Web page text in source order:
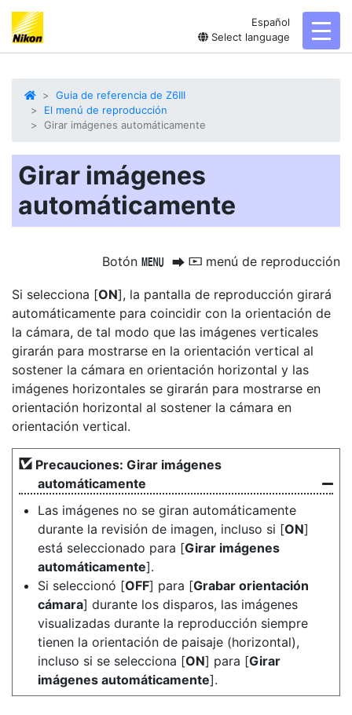
Español
Select language
Guia de referencia de Z6III
El menú de reproducción
Girar imágenes automáticamente
Girar imágenes
automáticamente
Botón G U D menú de reproducción
Si selecciona [ON], la pantalla de reproducción girará
automáticamente para coincidir con la orientación de
la cámara, de tal modo que las imágenes verticales
girarán para mostrarse en la orientación vertical al
sostener la cámara en orientación horizontal y las
imágenes horizontales se girarán para mostrarse en
orientación horizontal al sostener la cámara en
orientación vertical.
Precauciones: Girar imágenes
automáticamente
Las imágenes no se giran automáticamente
durante la revisión de imagen, incluso si [ON]
está seleccionado para [Girar imágenes
automáticamente].
Si seleccionó [OFF] para [Grabar orientación
cámara] durante los disparos, las imágenes
visualizadas durante la reproducción siempre
tienen la orientación de paisaje (horizontal),
incluso si se selecciona [ON] para [Girar
imágenes automáticamente].